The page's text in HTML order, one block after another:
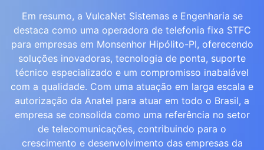
Em resumo, a VulcaNet Sistemas e Engenharia se
destaca como uma operadora de telefonia fixa STFC
para empresas em Monsenhor Hipólito-PI, oferecendo
soluções inovadoras, tecnologia de ponta, suporte
técnico especializado e um compromisso inabalável
com a qualidade. Com uma atuação em larga escala e
autorização da Anatel para atuar em todo o Brasil, a
empresa se consolida como uma referência no setor
de telecomunicações, contribuindo para o
crescimento e desenvolvimento das empresas da